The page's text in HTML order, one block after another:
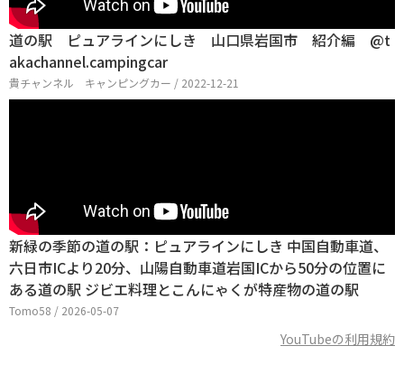
道の駅 ピュアラインにしき 山口県岩国市 紹介編 @t
akachannel.campingcar
貴チャンネル キャンピングカー / 2022-12-21
新緑の季節の道の駅：ピュアラインにしき 中国自動車道、
六日市ICより20分、山陽自動車道岩国ICから50分の位置に
ある道の駅 ジビエ料理とこんにゃくが特産物の道の駅
Tomo58 / 2026-05-07
YouTubeの利用規約